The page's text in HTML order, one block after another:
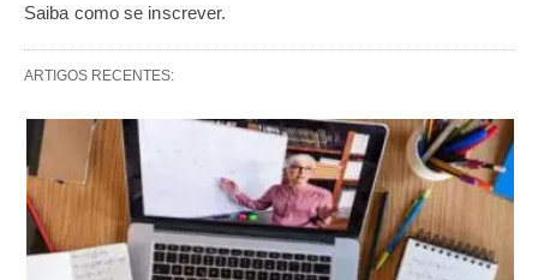
Saiba como se inscrever.
ARTIGOS RECENTES: